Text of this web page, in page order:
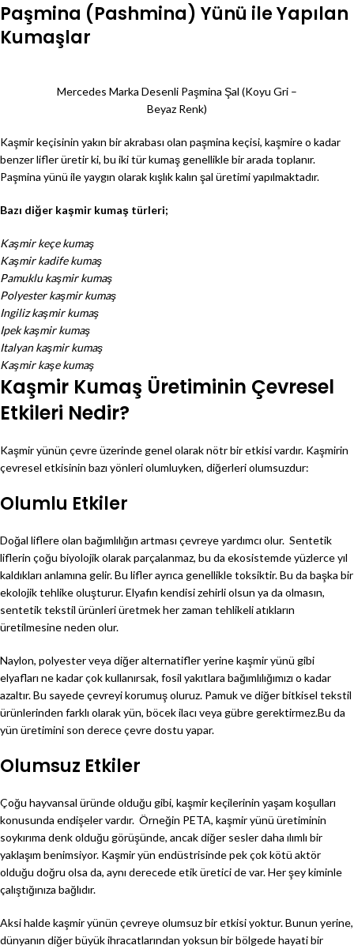
Paşmina (Pashmina) Yünü ile Yapılan
Kumaşlar
Mercedes Marka Desenli Paşmina Şal (Koyu Gri –
Beyaz Renk)
Kaşmir keçisinin yakın bir akrabası olan paşmina keçisi, kaşmire o kadar
benzer lifler üretir ki, bu iki tür kumaş genellikle bir arada toplanır.
Paşmina yünü ile yaygın olarak kışlık kalın şal üretimi yapılmaktadır.
Bazı diğer kaşmir kumaş türleri;
Kaşmir keçe kumaş
Kaşmir kadife kumaş
Pamuklu kaşmir kumaş
Polyester kaşmir kumaş
Ingiliz kaşmir kumaş
Ipek kaşmir kumaş
Italyan kaşmir kumaş
Kaşmir kaşe kumaş
Kaşmir Kumaş Üretiminin Çevresel
Etkileri Nedir?
Kaşmir yünün çevre üzerinde genel olarak nötr bir etkisi vardır. Kaşmirin
çevresel etkisinin bazı yönleri olumluyken, diğerleri olumsuzdur:
Olumlu Etkiler
Doğal liflere olan bağımlılığın artması çevreye yardımcı olur. Sentetik
liflerin çoğu biyolojik olarak parçalanmaz, bu da ekosistemde yüzlerce yıl
kaldıkları anlamına gelir. Bu lifler ayrıca genellikle toksiktir. Bu da başka bir
ekolojik tehlike oluşturur. Elyafın kendisi zehirli olsun ya da olmasın,
sentetik tekstil ürünleri üretmek her zaman tehlikeli atıkların
üretilmesine neden olur.
Naylon, polyester veya diğer alternatifler yerine kaşmir yünü gibi
elyafları ne kadar çok kullanırsak, fosil yakıtlara bağımlılığımızı o kadar
azaltır. Bu sayede çevreyi korumuş oluruz. Pamuk ve diğer bitkisel tekstil
ürünlerinden farklı olarak yün, böcek ilacı veya gübre gerektirmez.Bu da
yün üretimini son derece çevre dostu yapar.
Olumsuz Etkiler
Çoğu hayvansal üründe olduğu gibi, kaşmir keçilerinin yaşam koşulları
konusunda endişeler vardır. Örneğin PETA, kaşmir yünü üretiminin
soykırıma denk olduğu görüşünde, ancak diğer sesler daha ılımlı bir
yaklaşım benimsiyor. Kaşmir yün endüstrisinde pek çok kötü aktör
olduğu doğru olsa da, aynı derecede etik üretici de var. Her şey kiminle
çalıştığınıza bağlıdır.
Aksi halde kaşmir yünün çevreye olumsuz bir etkisi yoktur. Bunun yerine,
dünyanın diğer büyük ihracatlarından yoksun bir bölgede hayati bir